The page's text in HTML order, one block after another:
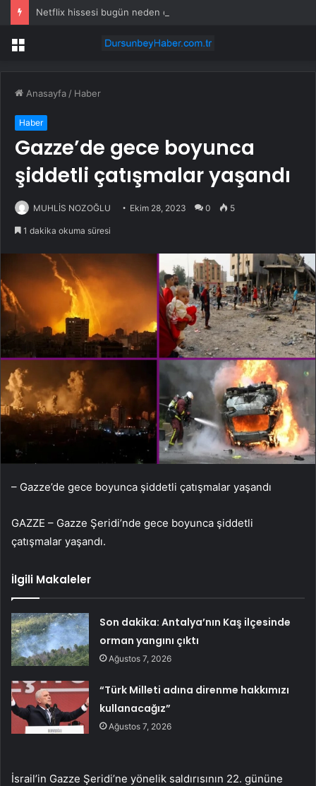
Netflix hissesi bugün neden düşüyor?
Menü
Anasayfa / Haber
Haber
Gazze’de gece boyunca
şiddetli çatışmalar yaşandı
MUHLİS NOZOĞLU Ekim 28, 2023 0 5
1 dakika okuma süresi
– Gazze’de gece boyunca şiddetli çatışmalar yaşandı
GAZZE – Gazze Şeridi’nde gece boyunca şiddetli
çatışmalar yaşandı.
İlgili Makaleler
Son dakika: Antalya’nın Kaş ilçesinde
orman yangını çıktı
Ağustos 7, 2026
“Türk Milleti adına direnme hakkımızı
kullanacağız”
Ağustos 7, 2026
İsrail’in Gazze Şeridi’ne yönelik saldırısının 22. gününe